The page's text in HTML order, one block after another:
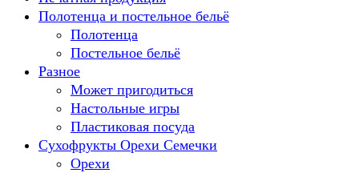
Полотенца и постельное бельё
Полотенца
Постельное бельё
Разное
Может пригодиться
Настольные игры
Пластиковая посуда
Сухофрукты Орехи Семечки
Орехи